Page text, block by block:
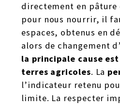
directement en
pour nous nourrir, il
espaces, obtenus en
alors de changement
la principale cause
terres agricoles. La
l’indicateur retenu
limite. La respecter